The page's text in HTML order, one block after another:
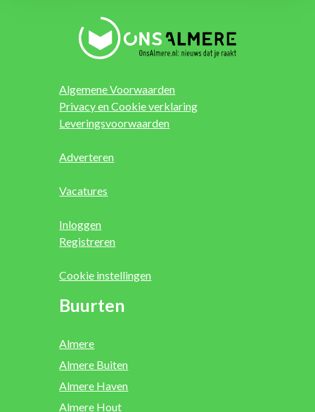
Algemene Voorwaarden
Privacy en Cookie verklaring
Leveringsvoorwaarden
Adverteren
Vacatures
Inloggen
Registreren
Cookie instellingen
Buurten
Almere
Almere Buiten
Almere Haven
Almere Hout